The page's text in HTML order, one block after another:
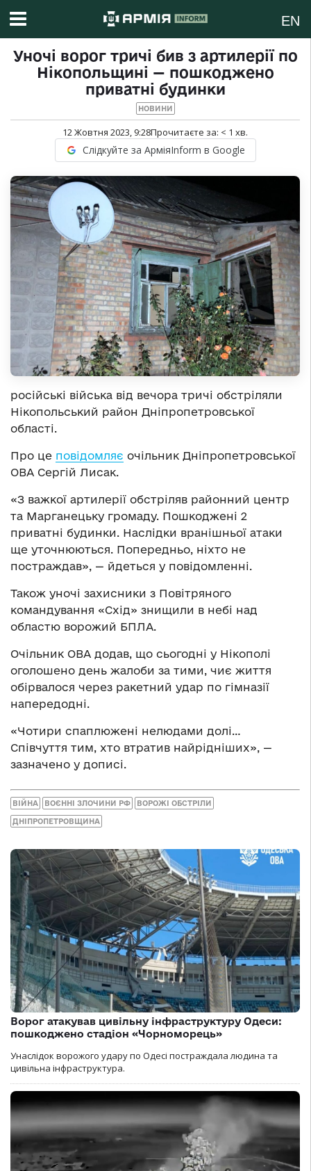
EN
Уночі ворог тричі бив з артилерії по
Нікопольщині — пошкоджено
приватні будинки
НОВИНИ
12 Жовтня 2023, 9:28Прочитаєте за: < 1 хв.
Слідкуйте за АрміяInform в Google
російські війська від вечора тричі обстріляли
Нікопольський район Дніпропетровської
області.
Про це повідомляє очільник Дніпропетровської
ОВА Сергій Лисак.
«З важкої артилерії обстріляв районний центр
та Марганецьку громаду. Пошкоджені 2
приватні будинки. Наслідки вранішньої атаки
ще уточнюються. Попередньо, ніхто не
постраждав», — йдеться у повідомленні.
Також уночі захисники з Повітряного
командування «Схід» знищили в небі над
областю ворожий БПЛА.
Очільник ОВА додав, що сьогодні у Нікополі
оголошено день жалоби за тими, чиє життя
обірвалося через ракетний удар по гімназії
напередодні.
«Чотири спаплюжені нелюдами долі…
Співчуття тим, хто втратив найрідніших», —
зазначено у дописі.
ВІЙНА ВОЄННІ ЗЛОЧИНИ РФ ВОРОЖІ ОБСТРІЛИ
ДНІПРОПЕТРОВЩИНА
Ворог атакував цивільну інфраструктуру Одеси:
пошкоджено стадіон «Чорноморець»
Унаслідок ворожого удару по Одесі постраждала людина та
цивільна інфраструктура.